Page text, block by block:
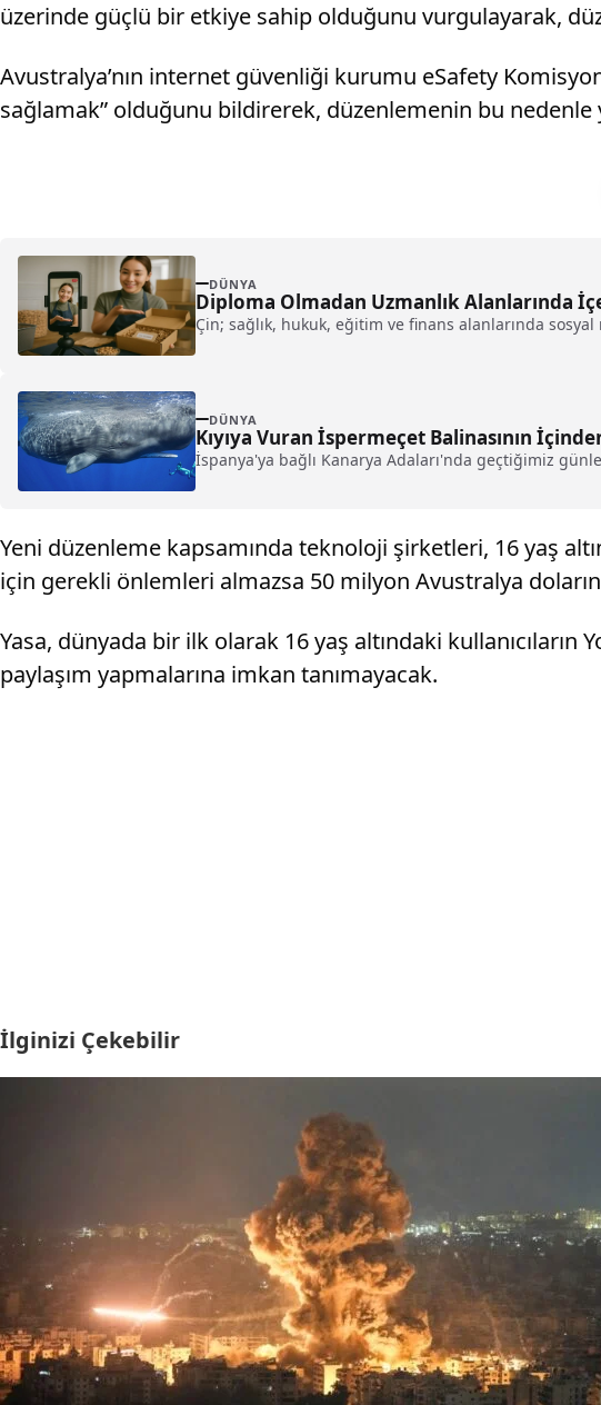
üzerinde güçlü bir etkiye sahip olduğunu vurgulayarak,
Avustralya’nın internet güvenliği kurumu eSafety
sağlamak” olduğunu bildirerek, düzenlemenin bu
DÜNYA
Diploma Olmadan Uzmanlık Alanlarında
Çin; sağlık, hukuk, eğitim ve finans alanlarında
DÜNYA
Kıyıya Vuran İspermeçet Balinasının
İspanya'ya bağlı Kanarya Adaları'nda geçtiğimiz
Yeni düzenleme kapsamında teknoloji şirketleri, 16 yaş
için gerekli önlemleri almazsa 50 milyon Avustralya
Yasa, dünyada bir ilk olarak 16 yaş altındaki
paylaşım yapmalarına imkan tanımayacak.
İlginizi Çekebilir